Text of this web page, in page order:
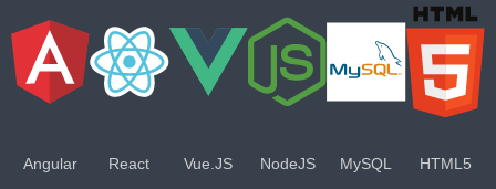
Angular React Vue.JS NodeJS MySQL HTML5